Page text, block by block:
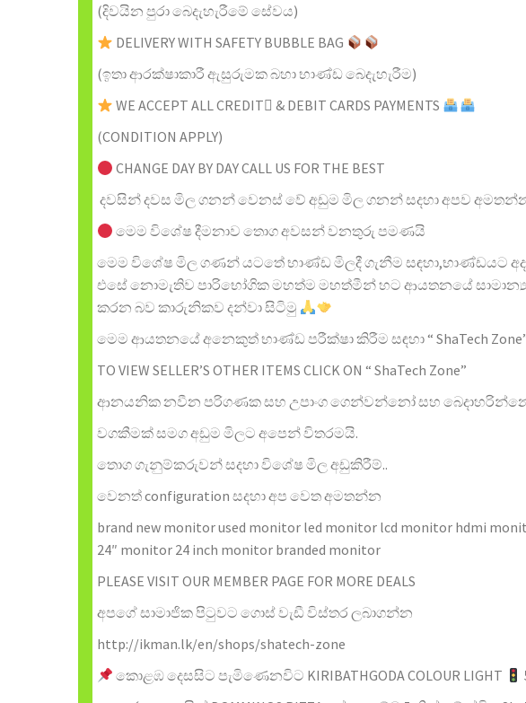
(දිවයින පුරා බෙදැහැරීමේ සේවය)
DELIVERY WITH SAFETY BUBBLE BAG
(ඉතා ආරක්ෂාකාරී ඇසුරුමක බහා භාණ්ඩ බෙදැහැරීම)
WE ACCEPT ALL CREDIT & DEBIT CARDS PAYMENTS
(CONDITION APPLY)
CHANGE DAY BY DAY CALL US FOR THE BEST
දවසින් දවස මිල ගනන් වෙනස් වේ අඩුම මිල ගනන් සදහා අපව
මෙම විශේෂ දීමනාව තොග අවසන් වනතුරු පමණයි
මෙම විශේෂ මිල ගණන් යටතේ භාණ්ඩ මිලදී ගැනීම සඳහා,භාණ්ඩයට
එසේ නොමැතිව පාරිභෝගික මහත්ම මහත්මීන් හට ආයතනයේ
කරන බව කාරුනිකව දන්වා සිටිමු
මෙම ආයතනයේ අනෙකුත් භාණ්ඩ පරීක්ෂා කිරීම සඳහා “ ShaTech
TO VIEW SELLER’S OTHER ITEMS CLICK ON “ ShaTech Zone”
ආනයනික නවීන පරිගණක සහ උපාංග ගෙන්වන්නෝ සහ
වගකීමක් සමග අඩුම මිලට අපෙන් විතරමයි.
තොග ගැනුම්කරුවන් සදහා විශේෂ මිල අඩුකිරීම්..
වෙනත් configuration සදහා අප වෙත අමතන්න
brand new monitor used monitor led monitor lcd monitor hdmi
24″ monitor 24 inch monitor branded monitor
PLEASE VISIT OUR MEMBER PAGE FOR MORE DEALS
අපගේ සාමාජික පිටුවට ගොස් වැඩී විස්තර ලබාගන්න
http://ikman.lk/en/shops/shatech-zone
කොළඹ දෙසසිට පැමිණෙනවිට KIRIBATHGODA COLOUR LIGHT